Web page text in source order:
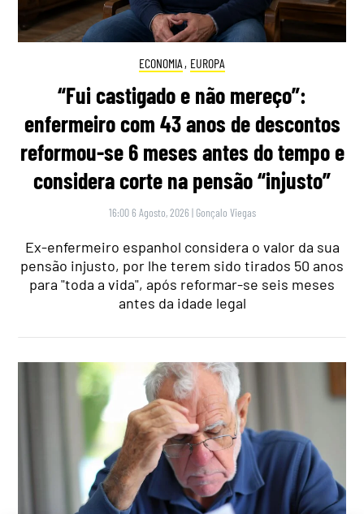
ECONOMIA , EUROPA
“Fui castigado e não mereço”:
enfermeiro com 43 anos de descontos
reformou-se 6 meses antes do tempo e
considera corte na pensão “injusto”
16:00 6 Agosto, 2026 | Gonçalo Viegas
Ex-enfermeiro espanhol considera o valor da sua
pensão injusto, por lhe terem sido tirados 50 anos
para "toda a vida", após reformar-se seis meses
antes da idade legal